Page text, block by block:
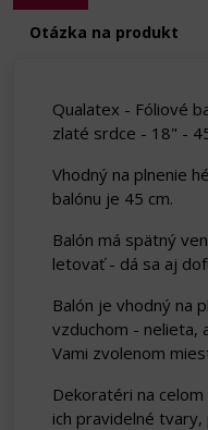
Otázka na produkt
Qualatex - Fóliové
zlaté srdce - 18" -
Vhodný na plnenie
balónu je 45 cm.
Balón má spätný
letovať - dá sa aj
Balón je vhodný na
vzduchom - nelieta,
Vami zvolenom
Dekoratéri na
ich pravidelné tvary,